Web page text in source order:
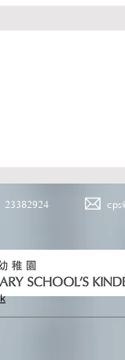
23382924